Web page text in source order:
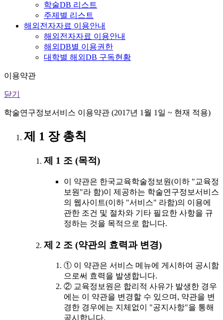
학술DB 리스트
주제별 리스트
해외전자자료 이용안내
해외전자자료 이용안내
해외DB별 이용권한
대학별 해외DB 구독현황
이용약관
닫기
학술연구정보서비스 이용약관 (2017년 1월 1일 ~ 현재 적용)
제 1 장 총칙
제 1 조 (목적)
이 약관은 한국교육학술정보원(이하 "교육정
보원"라 함)이 제공하는 학술연구정보서비스
의 웹사이트(이하 "서비스" 라함)의 이용에
관한 조건 및 절차와 기타 필요한 사항을 규
정하는 것을 목적으로 합니다.
제 2 조 (약관의 효력과 변경)
① 이 약관은 서비스 메뉴에 게시하여 공시함
으로써 효력을 발생합니다.
② 교육정보원은 합리적 사유가 발생한 경우
에는 이 약관을 변경할 수 있으며, 약관을 변
경한 경우에는 지체없이 "공지사항"을 통해
공시합니다.